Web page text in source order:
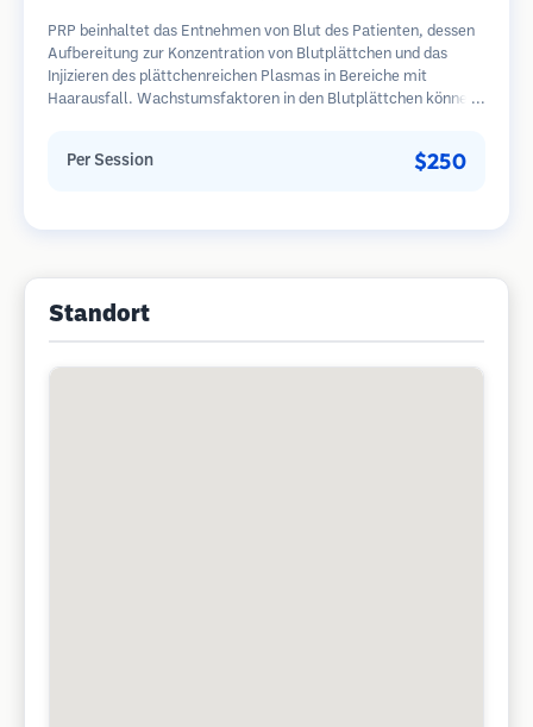
PRP beinhaltet das Entnehmen von Blut des Patienten, dessen
Aufbereitung zur Konzentration von Blutplättchen und das
Injizieren des plättchenreichen Plasmas in Bereiche mit
Haarausfall. Wachstumsfaktoren in den Blutplättchen können
mehrere Sitzungen erforderlich.
Per Session $250
Standort